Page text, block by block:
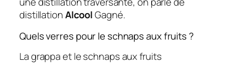
distillationAlcoolGagné.
Quels verres pour le schnaps aux fruits ?
La grappa et le schnaps aux fruits